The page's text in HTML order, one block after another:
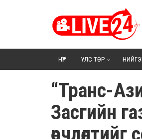
НҮҮР УЛС ТӨР
“Транс-
Засгийн